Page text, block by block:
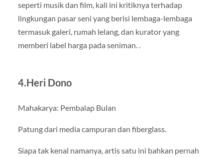
seperti musik dan film, kali ini kritiknya terhadap
lingkungan pasar seni yang berisi lembaga-lembaga
termasuk galeri, rumah lelang, dan kurator yang
memberi label harga pada seniman. .
4.Heri Dono
Mahakarya: Pembalap Bulan
Patung dari media campuran dan fiberglass.
Siapa tak kenal namanya, artis satu ini bahkan pernah